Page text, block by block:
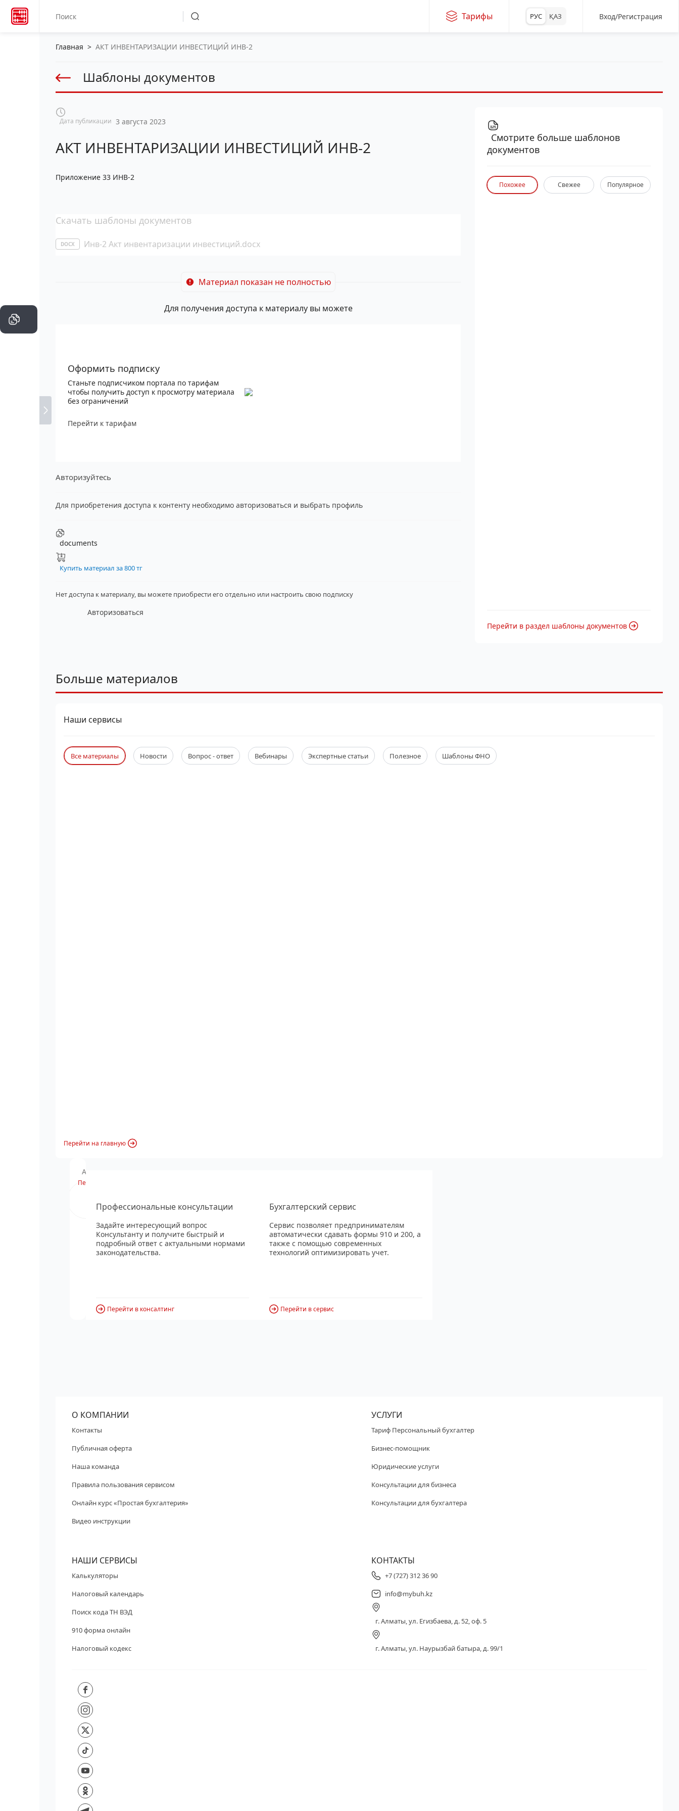
Тарифы РУС ҚАЗ Вход/Регистрация
Главная > АКТ ИНВЕНТАРИЗАЦИИ ИНВЕСТИЦИЙ ИНВ-2
Шаблоны документов
Дата публикации 3 августа 2023
АКТ ИНВЕНТАРИЗАЦИИ ИНВЕСТИЦИЙ ИНВ-2
Приложение 33 ИНВ-2
Скачать шаблоны документов
DOCX Инв-2 Акт инвентаризации инвестиций.docx
Материал показан не полностью
Для получения доступа к материалу вы можете
Оформить подписку
Станьте подписчиком портала по тарифам
чтобы получить доступ к просмотру материала
без ограничений
Перейти к тарифам
Авторизуйтесь
Для приобретения доступа к контенту необходимо авторизоваться и выбрать профиль
documents
Купить материал за 800 тг
Нет доступа к материалу, вы можете приобрести его отдельно или настроить свою подписку
Авторизоваться
Смотрите больше шаблонов
документов
Похожее Свежее Популярное
Перейти в раздел шаблоны документов
Больше материалов
Наши сервисы
Все материалы Новости Вопрос - ответ Вебинары Экспертные статьи Полезное Шаблоны ФНО
Перейти на главную
Анонс вебинара
Перейти
Профессиональные консультации
Задайте интересующий вопрос
Консультанту и получите быстрый и
подробный ответ с актуальными нормами
законодательства.
Перейти в консалтинг
Бухгалтерский сервис
Сервис позволяет предпринимателям
автоматически сдавать формы 910 и 200, а
также с помощью современных
технологий оптимизировать учет.
Перейти в сервис
О КОМПАНИИ
Контакты
Публичная оферта
Наша команда
Правила пользования сервисом
Онлайн курс «Простая бухгалтерия»
Видео инструкции
УСЛУГИ
Тариф Персональный бухгалтер
Бизнес-помощник
Юридические услуги
Консультации для бизнеса
Консультации для бухгалтера
НАШИ СЕРВИСЫ
Калькуляторы
Налоговый календарь
Поиск кода ТН ВЭД
910 форма онлайн
Налоговый кодекс
КОНТАКТЫ
+7 (727) 312 36 90
info@mybuh.kz
г. Алматы, ул. Егизбаева, д. 52, оф. 5
г. Алматы, ул. Наурызбай батыра, д. 99/1